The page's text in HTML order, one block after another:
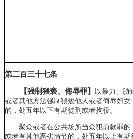
第二百三十七条
【强制猥亵、侮辱罪】
以暴力、胁
或者其他方法强制猥亵他人或者侮辱妇女
的，处五年以下有期徒刑或者拘役。
聚众或者在公共场所当众犯前款罪的
或者有其他恶劣情节的，处五年以上有期